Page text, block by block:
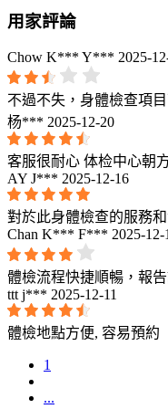
用家評論
Chow K*** Y*** 2025-
不過不失，身體檢查項
杨*** 2025-12-20
客服很耐心 体检中心朝
AY J*** 2025-12-16
對於此身體檢查的服務
Chan K*** F*** 2025-12-
體檢流程快捷順暢，報
ttt j*** 2025-12-11
體檢地點方便, 容易預約
1
...